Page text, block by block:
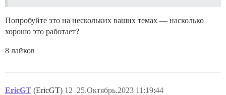
Попробуйте это на нескольких ваших темах — насколько
хорошо это работает?
8 лайков
EricGT (EricGT) 25.Октябрь.2023 11:19:44
12